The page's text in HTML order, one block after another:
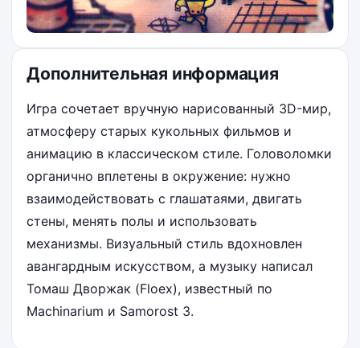
Дополнительная информация
Игра сочетает вручную нарисованный 3D-мир,
атмосферу старых кукольных фильмов и
анимацию в классическом стиле. Головоломки
органично вплетены в окружение: нужно
взаимодействовать с глашатаями, двигать
стены, менять полы и использовать
механизмы. Визуальный стиль вдохновлен
авангардным искусством, а музыку написал
Томаш Дворжак (Floex), известный по
Machinarium и Samorost 3.